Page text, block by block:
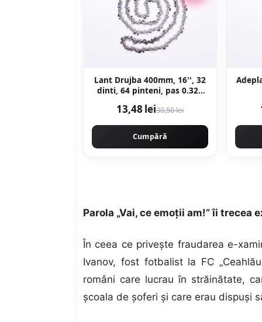
Lant Drujba 400mm, 16'', 32
dinti, 64 pinteni, pas 0.325
PROFESSIONAL CMP1477
13,48 lei30,50 lei
Cumpără
Parola „Vai, ce emoţii am!” îi trecea
În ceea ce priveşte fraudarea e-
Ivanov, fost fotbalist la FC
români care lucrau în străinătate,
şcoala de şoferi şi care erau dispuşi